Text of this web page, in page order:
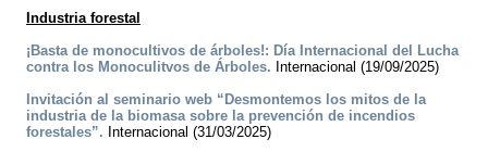
Industria forestal
¡Basta de monocultivos de árboles!: Día Internacional del Lucha
contra los Monoculitvos de Árboles. Internacional (19/09/2025)
Invitación al seminario web “Desmontemos los mitos de la
industria de la biomasa sobre la prevención de incendios
forestales”. Internacional (31/03/2025)